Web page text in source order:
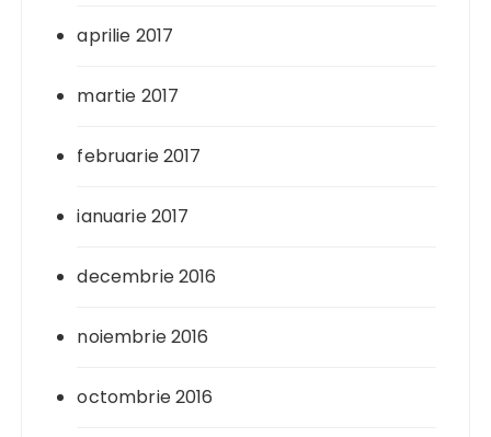
aprilie 2017
martie 2017
februarie 2017
ianuarie 2017
decembrie 2016
noiembrie 2016
octombrie 2016